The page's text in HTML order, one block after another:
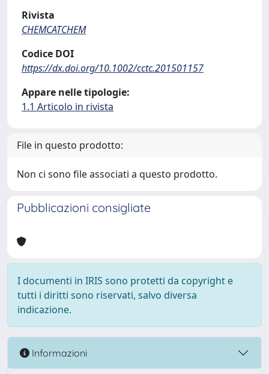
Rivista
CHEMCATCHEM
Codice DOI
https://dx.doi.org/10.1002/cctc.201501157
Appare nelle tipologie:
1.1 Articolo in rivista
File in questo prodotto:
Non ci sono file associati a questo prodotto.
Pubblicazioni consigliate
I documenti in IRIS sono protetti da copyright e
tutti i diritti sono riservati, salvo diversa
indicazione.
Informazioni